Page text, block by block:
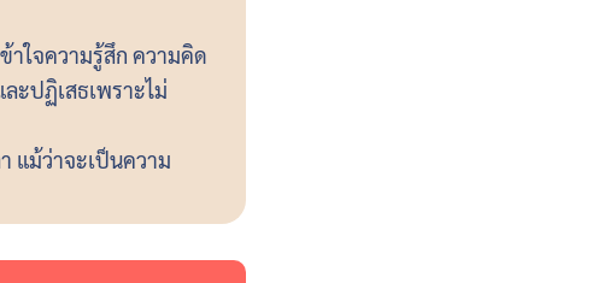
าใจความรู้สึก ความคิด
ะปฏิเสธเพราะไม่
แม้ว่าจะเป็นความ